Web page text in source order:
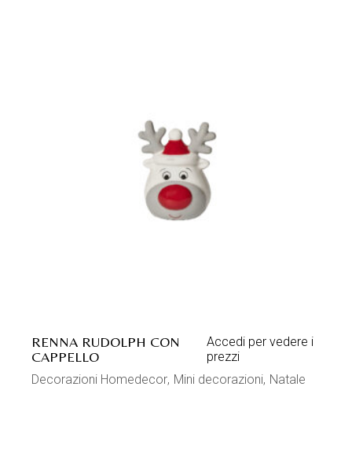
RENNA RUDOLPH CON
CAPPELLO
Accedi per vedere i
prezzi
Decorazioni Homedecor Mini decorazioni Natale